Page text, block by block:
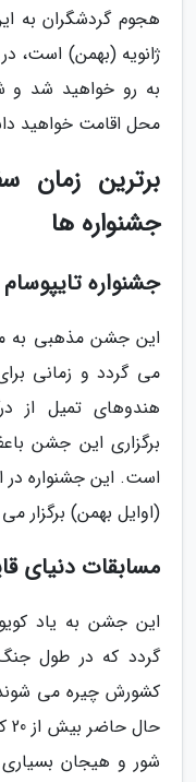
هجوم گردشگران به
ژانویه (بهمن) است،
به رو خواهید شد و
محل اقامت خواهید
برترین زمان
جشنواره ها
جشنواره تایپوسام
این جشن مذهبی به
می گردد و زمانی
هندوهای تمیل از
برگزاری این جشن
است. این جشنواره در
(اوایل بهمن) برگزار
مسابقات دنیای
این جشن به یاد
گردد که در طول
کشورش چیره می
شور و هیجان